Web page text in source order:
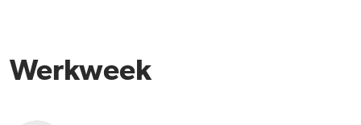
Werkweek